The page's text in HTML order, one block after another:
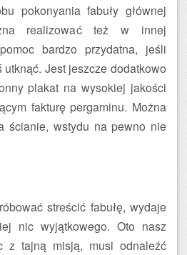
pokonyania fabuły głównej
realizować też w innej
bardzo przydatna, jeśli
Jest jeszcze dodatkowo
plakat na wysokiej jakości
fakturę pergaminu. Można
ścianie, wstydu na pewno nie
streścić fabułę, wydaje
nic wyjątkowego. Oto nasz
z tajną misją, musi odnaleźć